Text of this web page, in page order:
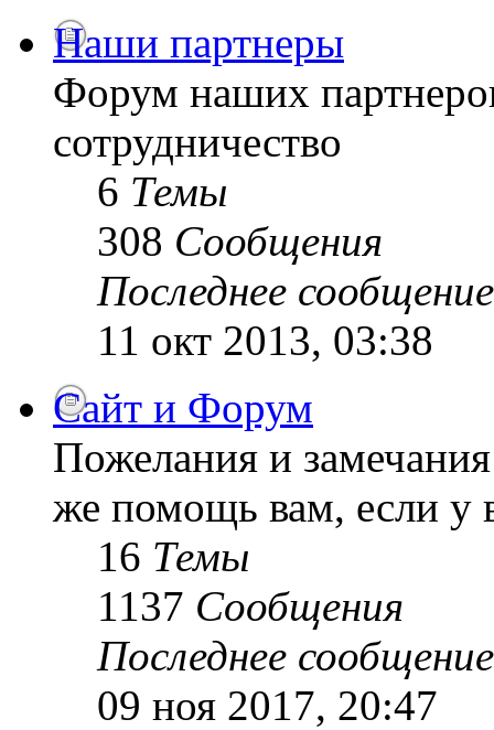
Наши партнеры
Форум наших
сотрудничество
6 Темы
308 Сообщения
Последнее сообщение
11 окт 2013, 03:38
Сайт и Форум
Пожелания и
же помощь вам, если у
16 Темы
1137 Сообщения
Последнее сообщение
09 ноя 2017, 20:47